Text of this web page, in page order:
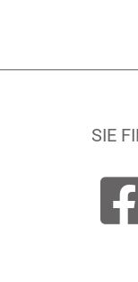
SIE